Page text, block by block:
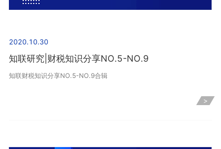
2020.10.30
知联研究|财税知识分享NO.5-NO.9
知联财税知识分享NO.5-NO.9合辑
>